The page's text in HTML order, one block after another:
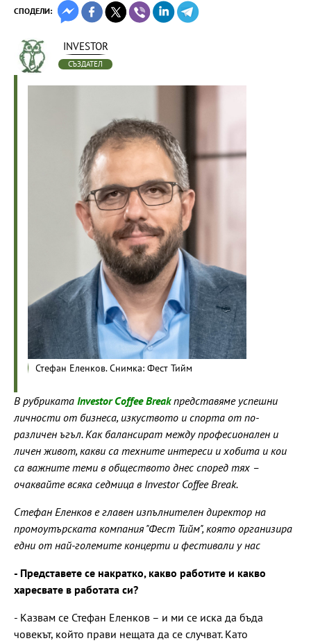
СПОДЕЛИ:
INVESTOR
СЪЗДАТЕЛ
Стефан Еленков. Снимка: Фест Тийм
В рубриката Investor Coffee Breakпредставяме успешни
личности от бизнеса, изкуството и спорта от по-
различен ъгъл. Как балансират между професионален и
личен живот, какви са техните интереси и хобита и кои
са важните теми в обществото днес според тях –
очаквайте всяка седмица в Investor Coffee Break.
Стефан Еленков е главен изпълнителен директор на
промоутърската компания "Фест Тийм", която организира
едни от най-големите концерти и фестивали у нас
- Представете се накратко, какво работите и какво
харесвате в работата си?
- Казвам се Стефан Еленков – и ми се иска да бъда
човекът, който прави нещата да се случват. Като